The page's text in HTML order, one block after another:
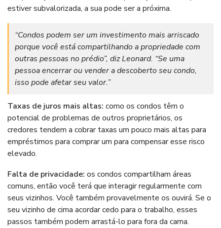
estiver subvalorizada, a sua pode ser a próxima.
“Condos podem ser um investimento mais arriscado
porque você está compartilhando a propriedade com
outras pessoas no prédio”, diz Leonard. “Se uma
pessoa encerrar ou vender a descoberto seu condo,
isso pode afetar seu valor.”
Taxas de juros mais altas: como os condos têm o
potencial de problemas de outros proprietários, os
credores tendem a cobrar taxas um pouco mais altas para
empréstimos para comprar um para compensar esse risco
elevado.
Falta de privacidade: os condos compartilham áreas
comuns, então você terá que interagir regularmente com
seus vizinhos. Você também provavelmente os ouvirá. Se o
seu vizinho de cima acordar cedo para o trabalho, esses
passos também podem arrastá-lo para fora da cama.